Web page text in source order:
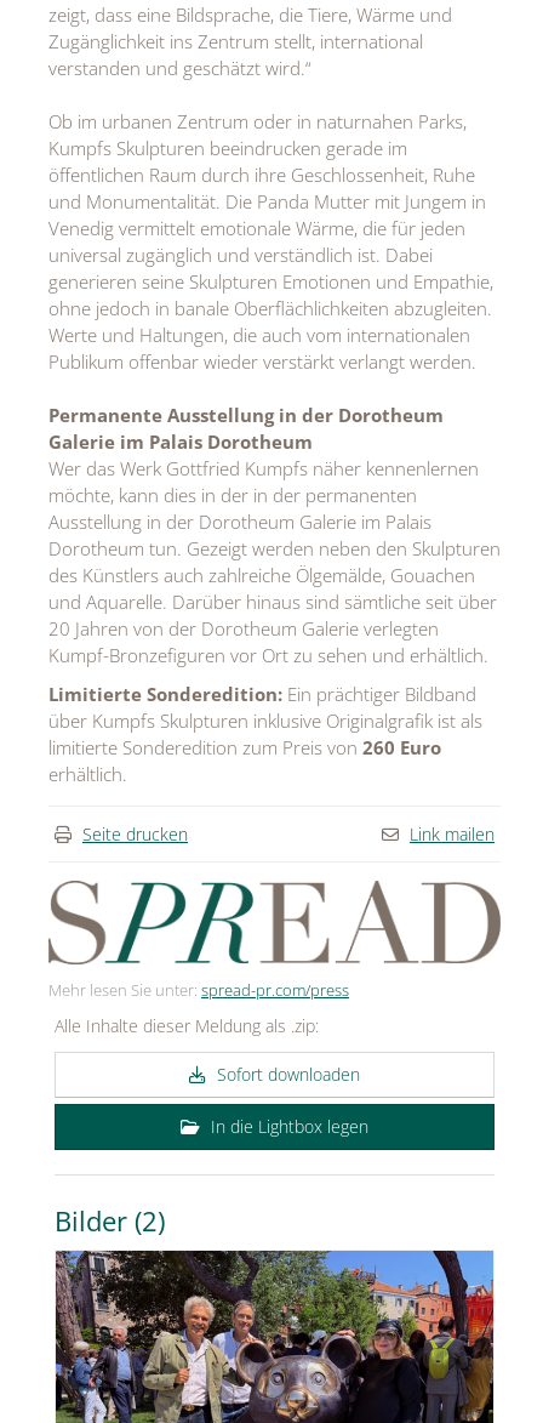
zeigt, dass eine Bildsprache, die Tiere, Wärme und
Zugänglichkeit ins Zentrum stellt, international
verstanden und geschätzt wird.“
Ob im urbanen Zentrum oder in naturnahen Parks,
Kumpfs Skulpturen beeindrucken gerade im
öffentlichen Raum durch ihre Geschlossenheit, Ruhe
und Monumentalität. Die Panda Mutter mit Jungem in
Venedig vermittelt emotionale Wärme, die für jeden
universal zugänglich und verständlich ist. Dabei
generieren seine Skulpturen Emotionen und Empathie,
ohne jedoch in banale Oberflächlichkeiten abzugleiten.
Werte und Haltungen, die auch vom internationalen
Publikum offenbar wieder verstärkt verlangt werden.
Permanente Ausstellung in der Dorotheum
Galerie im Palais Dorotheum
Wer das Werk Gottfried Kumpfs näher kennenlernen
möchte, kann dies in der in der permanenten
Ausstellung in der Dorotheum Galerie im Palais
Dorotheum tun. Gezeigt werden neben den Skulpturen
des Künstlers auch zahlreiche Ölgemälde, Gouachen
und Aquarelle. Darüber hinaus sind sämtliche seit über
20 Jahren von der Dorotheum Galerie verlegten
Kumpf-Bronzefiguren vor Ort zu sehen und erhältlich.
Limitierte Sonderedition: Ein prächtiger Bildband
über Kumpfs Skulpturen inklusive Originalgrafik ist als
limitierte Sonderedition zum Preis von 260 Euro
erhältlich.
Seite drucken Link mailen
Mehr lesen Sie unter: spread-pr.com/press
Alle Inhalte dieser Meldung als .zip:
Sofort downloaden
In die Lightbox legen
Bilder (2)